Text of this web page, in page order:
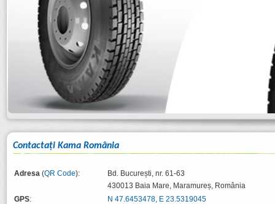
Contactaţi Kama România
Adresa (QR Code):
Bd. București, nr. 61-63
430013 Baia Mare, Maramureș, România
GPS:
N 47.6453478, E 23.5319045